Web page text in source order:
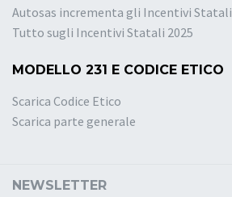
Autosas incrementa gli Incentivi Statali
Tutto sugli Incentivi Statali 2025
MODELLO 231 E CODICE ETICO
Scarica Codice Etico
Scarica parte generale
NEWSLETTER